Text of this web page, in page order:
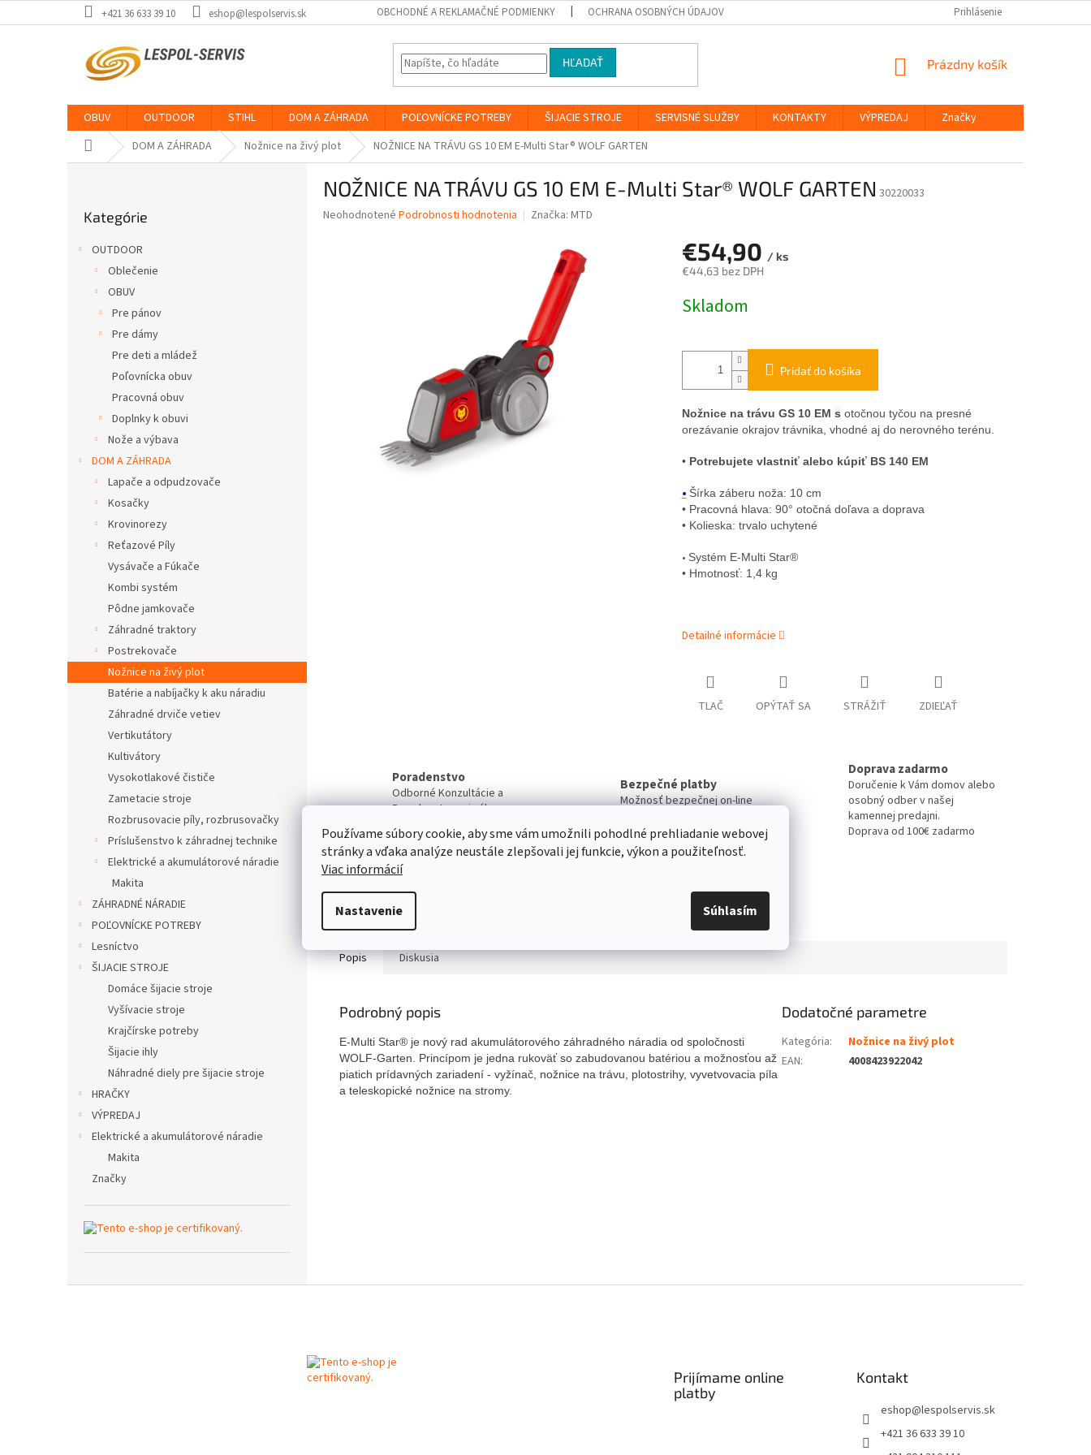
Používame súbory cookie, aby sme vám umožnili pohodlné prehliadanie webovej
stránky a vďaka analýze neustále zlepšovali jej funkcie, výkon a použiteľnosť.
Viac informácií
Nastavenie Súhlasím
na
+421 36 633 39 10 eshop@lespolservis.sk OBCHODNÉ A REKLAMAČNÉ PODMIENKY OCHRANA OSOBNÝCH ÚDAJOV Prihlásenie
HĽADAŤ
NÁKUPNÝ
Prázdny košík
OBUV OUTDOOR STIHL DOM A ZÁHRADA POĽOVNÍCKE POTREBY ŠIJACIE STROJE SERVISNÉ SLUŽBY KONTAKTY VÝPREDAJ
Značky
DomovDOM A ZÁHRADA Nožnice na živý plot NOŽNICE NA TRÁVU GS 10 EM E-Multi Star® WOLF GARTEN
kategórie
Kategórie
OUTDOOR
Oblečenie
OBUV
Pre pánov
Pre dámy
Pre deti a mládež
Poľovnícka obuv
Pracovná obuv
Doplnky k obuvi
Nože a výbava
DOM A ZÁHRADA
Lapače a odpudzovače
Kosačky
Krovinorezy
Reťazové Píly
Vysávače a Fúkače
Kombi systém
Pôdne jamkovače
Záhradné traktory
Postrekovače
Nožnice na živý plot
Batérie a nabíjačky k aku náradiu
Záhradné drviče vetiev
Vertikutátory
Kultivátory
Vysokotlakové čističe
Zametacie stroje
Rozbrusovacie píly, rozbrusovačky
Príslušenstvo k záhradnej technike
Elektrické a akumulátorové náradie
Makita
ZÁHRADNÉ NÁRADIE
POĽOVNÍCKE POTREBY
Lesníctvo
ŠIJACIE STROJE
Domáce šijacie stroje
Vyšívacie stroje
Krajčírske potreby
Šijacie ihly
Náhradné diely pre šijacie stroje
HRAČKY
VÝPREDAJ
Elektrické a akumulátorové náradie
Makita
Značky
NOŽNICE NA TRÁVU GS 10 EM E-Multi Star® WOLF GARTEN 30220033
Priemerné
Neohodnotené Podrobnosti hodnotenia Značka: MTD
€54,90 / ks
€44,63 bez DPH
cena:
Skladom
Pridať do košíka
Nožnice na trávu GS 10 EM s otočnou tyčou na presné
orezávanie okrajov trávnika, vhodné aj do nerovného terénu.
• Potrebujete vlastniť alebo kúpiť BS 140 EM
• Šírka záberu noža: 10 cm
• Pracovná hlava: 90° otočná doľava a doprava
• Kolieska: trvalo uchytené
• Systém E-Multi Star®
• Hmotnosť: 1,4 kg
Detailné informácie
TLAČ OPÝTAŤ SA STRÁŽIŤ ZDIEĽAŤ
Poradenstvo
Odborné Konzultácie a
Poradenstvo pri výbere
Bezpečné platby
Možnosť bezpečnej on-line
Doprava zadarmo
Doručenie k Vám domov alebo
osobný odber v našej
kamennej predajni.
Doprava od 100€ zadarmo
Servis
Viac o našich servisných službách ....
Popis Diskusia
Podrobný popis
E-Multi Star® je nový rad akumulátorového záhradného náradia od spoločnosti
WOLF-Garten. Princípom je jedna rukoväť so zabudovanou batériou a možnosťou až
piatich prídavných zariadení - vyžínač , nožnice na trávu, plotostrihy, vyvetvovacia píla
a teleskopické nožnice na stromy.
Dodatočné parametre
Kategória:
Nožnice na živý plot
EAN: 4008423922042
Prijímame online
platby
Kontakt
eshop@lespolservis.sk
+421 36 633 39 10